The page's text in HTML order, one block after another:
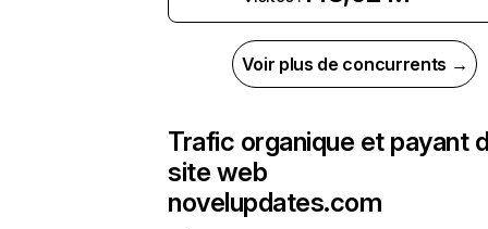
Voir plus de concurrents →
Trafic organique et payant
site web
novelupdates.com